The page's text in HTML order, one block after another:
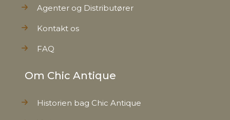
Agenter og Distributører
Kontakt os
FAQ
Om Chic Antique
Historien bag Chic Antique